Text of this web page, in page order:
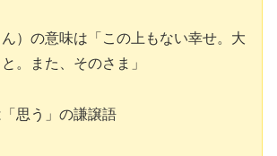
ん）の意味は「この上もない幸せ。大
。また、そのさま」
「思う」の謙譲語